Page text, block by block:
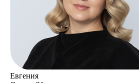
Евгения